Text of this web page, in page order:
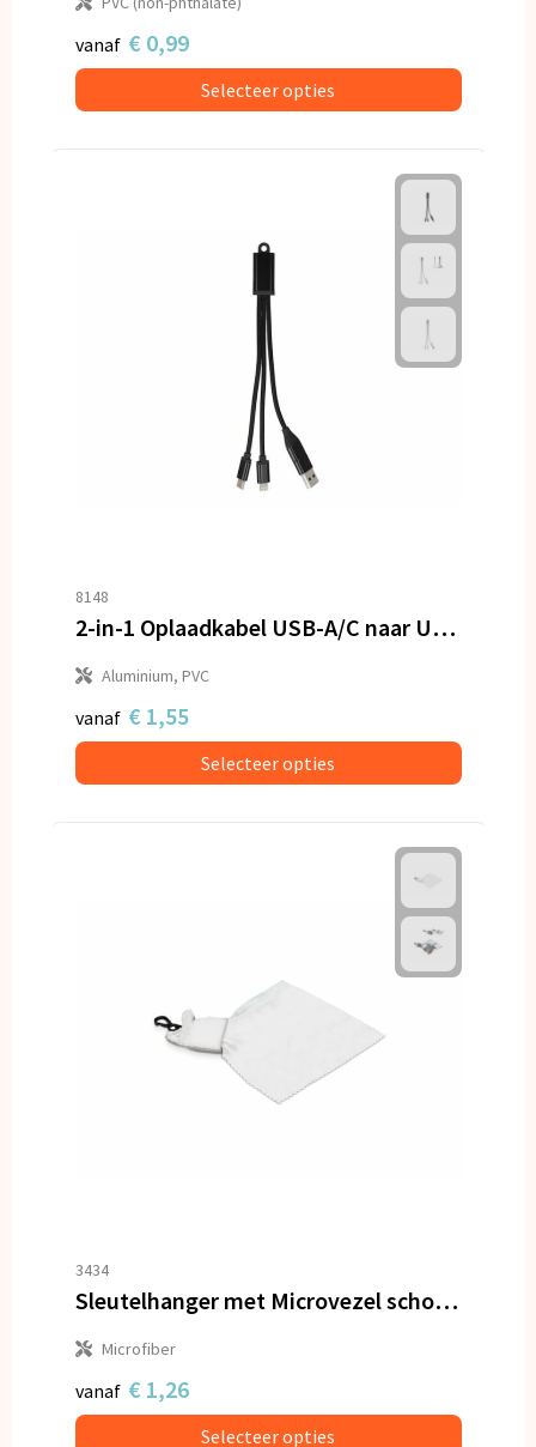
vanaf € 0,99
Selecteer opties
8148
2-in-1 Oplaadkabel USB-A/C naar USB-C & Lightning Aluminium
Aluminium, PVC
vanaf € 1,55
Selecteer opties
3434
Sleutelhanger met Microvezel schoonmaakdoekje antibacterieel
Microfiber
vanaf € 1,26
Selecteer opties